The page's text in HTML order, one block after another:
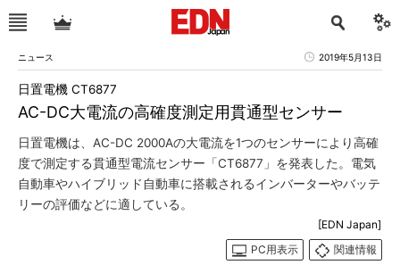
ニュース 2019年5月13日
AC-DC大電流の高確度測定用貫通型センサー
日置電機 CT6877
日置電機は、AC-DC 2000Aの大電流を1つのセンサーにより高確
度で測定する貫通型電流センサー「CT6877」を発表した。電気
自動車やハイブリッド自動車に搭載されるインバーターやバッテ
リーの評価などに適している。
[EDN Japan]
PC用表示
関連情報